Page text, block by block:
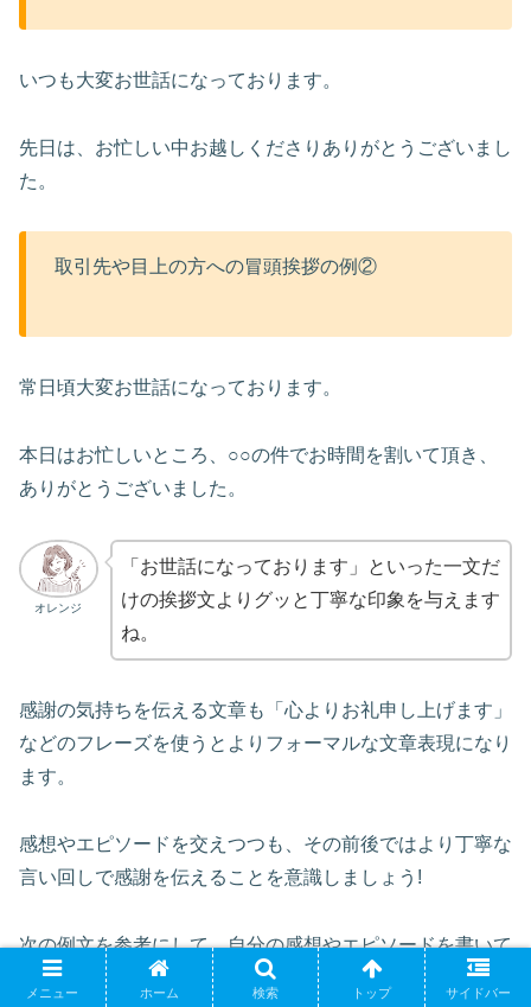
いつも大変お世話になっております。
先日は、お忙しい中お越しくださりありがとうございまし
た。
取引先や目上の方への冒頭挨拶の例②
常日頃大変お世話になっております。
本日はお忙しいところ、○○の件でお時間を割いて頂き、
ありがとうございました。
オレンジ
「お世話になっております」といった一文だ
けの挨拶文よりグッと丁寧な印象を与えます
ね。
感謝の気持ちを伝える文章も「心よりお礼申し上げます」
などのフレーズを使うとよりフォーマルな文章表現になり
ます。
感想やエピソードを交えつつも、その前後ではより丁寧な
言い回しで感謝を伝えることを意識しましょう!
次の例文を参考にして、自分の感想やエピソードを書いて
みてくださいね。
メニュー ホーム 検索 トップ サイドバー